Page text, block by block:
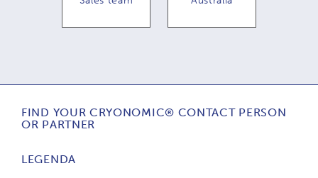
FIND YOUR CRYONOMIC® CONTACT PERSON
OR PARTNER
LEGENDA